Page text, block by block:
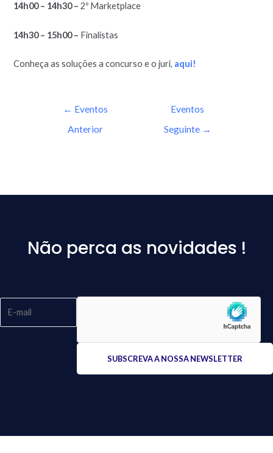
14h00 – 14h30 –2º Marketplace
14h30 – 15h00 – Finalistas
Conheça as soluções a concurso e o juri, aqui!
← Eventos
Anterior
Eventos
Seguinte →
Não perca as novidades !